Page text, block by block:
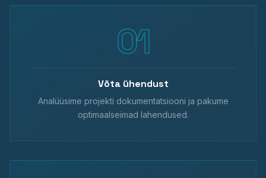
Võta ühendust
Analüüsime projekti dokumentatsiooni ja pakume
optimaalseimad lahendused.